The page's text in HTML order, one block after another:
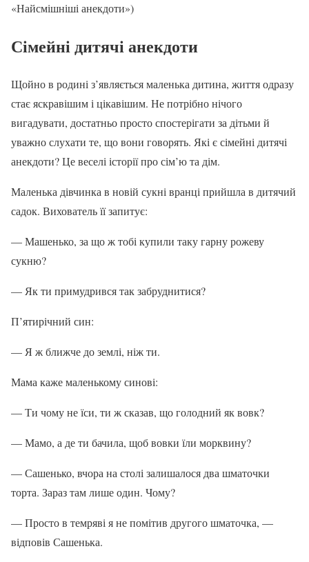
«Найсмішніші анекдоти»)
Сімейні дитячі анекдоти
Щойно в родині з’являється маленька дитина, життя одразу
стає яскравішим і цікавішим. Не потрібно нічого
вигадувати, достатньо просто спостерігати за дітьми й
уважно слухати те, що вони говорять. Які є сімейні дитячі
анекдоти? Це веселі історії про сім’ю та дім.
Маленька дівчинка в новій сукні вранці прийшла в дитячий
садок. Вихователь її запитує:
— Машенько, за що ж тобі купили таку гарну рожеву
сукню?
— Як ти примудрився так забруднитися?
П’ятирічний син:
— Я ж ближче до землі, ніж ти.
Мама каже маленькому синові:
— Ти чому не їси, ти ж сказав, що голодний як вовк?
— Мамо, а де ти бачила, щоб вовки їли морквину?
— Сашенько, вчора на столі залишалося два шматочки
торта. Зараз там лише один. Чому?
— Просто в темряві я не помітив другого шматочка, —
відповів Сашенька.